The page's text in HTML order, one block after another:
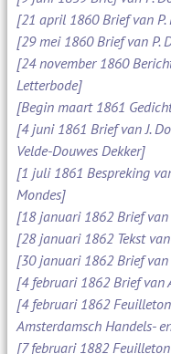
[21 april 1860 Brief van P.
[29 mei 1860 Brief van P.
[24 november 1860
Letterbode]
[Begin maart 1861
[4 juni 1861 Brief van J.
Velde-Douwes Dekker]
[1 juli 1861 Bespreking
Mondes]
[18 januari 1862 Brief
[28 januari 1862 Tekst
[30 januari 1862 Brief
[4 februari 1862 Brief van
[4 februari 1862
Amsterdamsch Handels-
[7 februari 1882